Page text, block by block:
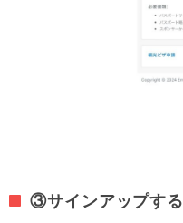
③サインアップする